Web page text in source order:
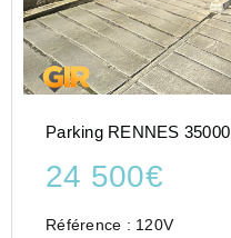
Parking RENNES 35000
24 500€
Référence : 120V